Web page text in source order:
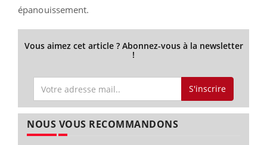
épanouissement.
Vous aimez cet article ? Abonnez-vous à la newsletter
!
S'inscrire
NOUS VOUS RECOMMANDONS